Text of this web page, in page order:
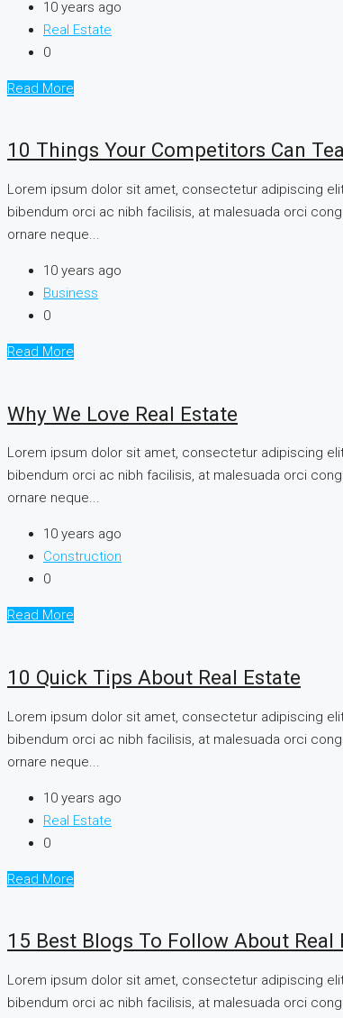
10 years ago
Real Estate
0
Read More
10 Things Your Competitors Can
Lorem ipsum dolor sit amet, consectetur adipiscing
bibendum orci ac nibh facilisis, at malesuada orci
ornare neque...
10 years ago
Business
0
Read More
Why We Love Real Estate
Lorem ipsum dolor sit amet, consectetur adipiscing
bibendum orci ac nibh facilisis, at malesuada orci
ornare neque...
10 years ago
Construction
0
Read More
10 Quick Tips About Real Estate
Lorem ipsum dolor sit amet, consectetur adipiscing
bibendum orci ac nibh facilisis, at malesuada orci
ornare neque...
10 years ago
Real Estate
0
Read More
15 Best Blogs To Follow About Real
Lorem ipsum dolor sit amet, consectetur adipiscing
bibendum orci ac nibh facilisis, at malesuada orci